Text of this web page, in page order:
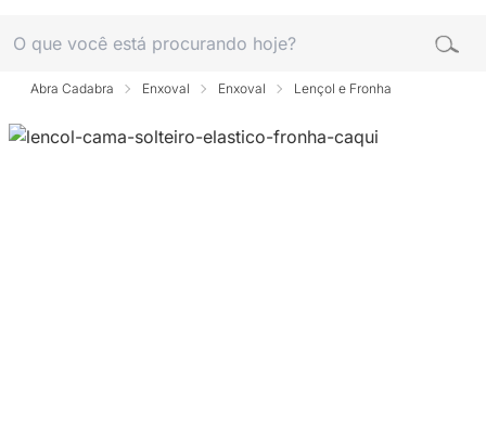
Abra Cadabra Enxoval Enxoval Lençol e Fronha